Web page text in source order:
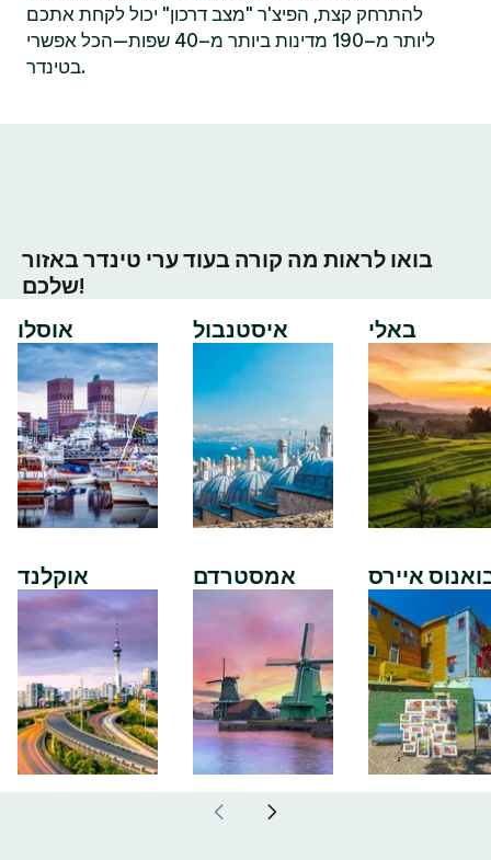
להתרחק קצת, הפיצ'ר "מצב דרכון" יכול לקחת אתכם
ליותר מ–190 מדינות ביותר מ–40 שפות—הכל אפשרי
בטינדר.
בואו לראות מה קורה בעוד ערי טינדר באזור
שלכם!
אוסלו
אוקלנד
איסטנבול
אמסטרדם
באלי
איירס